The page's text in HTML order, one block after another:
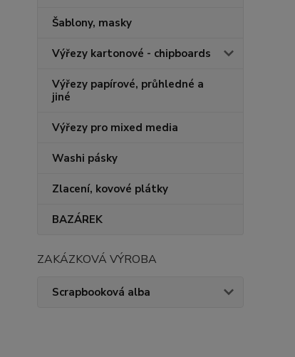
Šablony, masky
Výřezy kartonové - chipboards
Výřezy papírové, průhledné a
jiné
Výřezy pro mixed media
Washi pásky
Zlacení, kovové plátky
BAZÁREK
ZAKÁZKOVÁ VÝROBA
Scrapbooková alba